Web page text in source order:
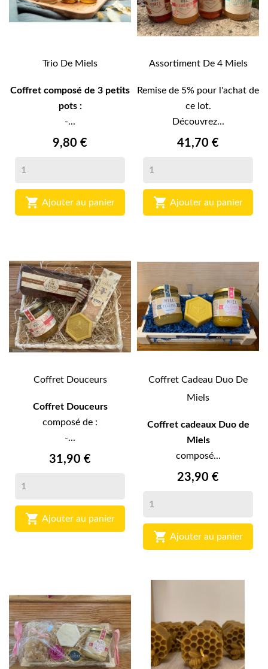
Trio De Miels
Coffret composé de 3 petits
pots :
-...
9,80 €
 Ajouter au panier
Assortiment De 4 Miels
Remise de 5% pour l'achat de
ce lot.
Découvrez...
41,70 €
 Ajouter au panier
Coffret Douceurs
Coffret Douceurs
composé de :
-...
31,90 €
 Ajouter au panier
Coffret Cadeau Duo De
Miels
Coffret cadeaux Duo de
Miels
composé...
23,90 €
 Ajouter au panier